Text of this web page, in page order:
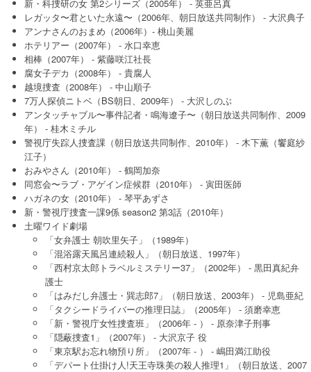
新・科捜研の女 第2シリーズ（2005年） - 英亜呂真
レガッタ〜君といた永遠〜（2006年、朝日放送共同制作） - 大沢典子
アンナさんのおまめ（2006年）- 桃山美麗
ホテリアー（2007年） - 水口幸恵
相棒（2007年） - 紫藤咲江社長
腐女子デカ（2008年） - 貴腐人
越境捜査（2008年） - 中山順子
7万人探偵ニトベ（BS朝日、2009年） - 大沢しのぶ
アンタッチャブル〜事件記者・鳴海遼子〜（朝日放送共同制作、2009
年） - 桂木ミチル
警視庁失踪人捜査課（朝日放送共同制作、2010年） - 木下薫（饗庭紗
江子）
おみやさん（2010年） - 鶴岡加奈
同窓会〜ラブ・アゲイン症候群（2010年） - 寅田医師
ハガネの女（2010年） - 琴平あずさ
新・警視庁捜査一課9係 season2 第3話（2010年）
土曜ワイド劇場
「女弁護士 朝吹里矢子」（1989年）
「混浴露天風呂連続殺人」（朝日放送、1997年）
「西村京太郎トラベルミステリー37」（2002年） - 黒田真紀弁
護士
「はみだし弁護士・巽志郎7」（朝日放送、2003年） - 児島亜紀
「タクシードライバーの推理日誌」（2005年） - 須磨幸恵
「新・警視庁女性捜査班」（2006年 - ） - 原奈津子刑事
「隠蔽捜査1」（2007年） - 大沢京子 役
「東京駅お忘れ物預り所」（2007年 - ） - 嶋田満江助役
「デパート仕掛け人!天王寺珠美の殺人推理1」（朝日放送、2007